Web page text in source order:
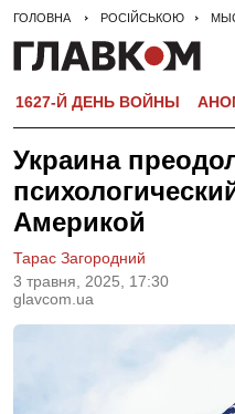
ГОЛОВНА РОСІЙСЬКОЮ
1627-Й ДЕНЬ ВОЙНЫ
Украина
Америкой
3 травня, 2025, 17:30
glavcom.ua
Тарас Загородний